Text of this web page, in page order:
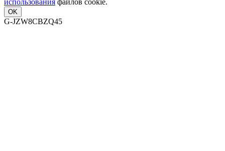
использования файлов cookie.
OK
G-JZW8CBZQ45